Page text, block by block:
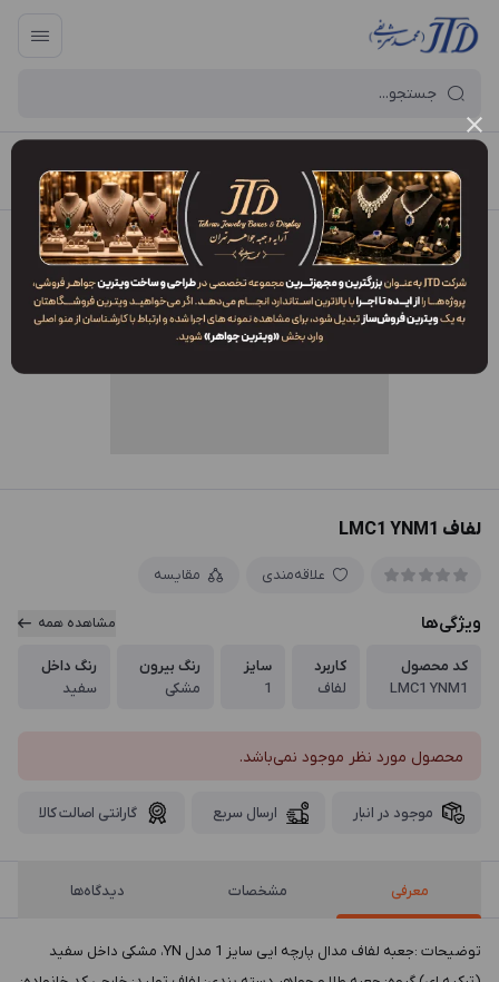
آرایه و جعبه جواهر تهران / فهرست محصولات / لفاف LMC1 YNM1
لفاف LMC1 YNM1
علاقه‌مندی مقایسه
ویژگی‌ها مشاهده همه
کد محصول
LMC1 YNM1
کاربرد
لفاف
سایز
1
رنگ بیرون
مشکی
رنگ داخل
سفید
محصول مورد نظر موجود نمی‌باشد.
موجود در انبار ارسال سریع گارانتی اصالت کالا
معرفی مشخصات دیدگاه‌ها
توضيحات :جعبه لفاف مدال پارچه ایی سایز 1 مدل YN، مشکی داخل سفید